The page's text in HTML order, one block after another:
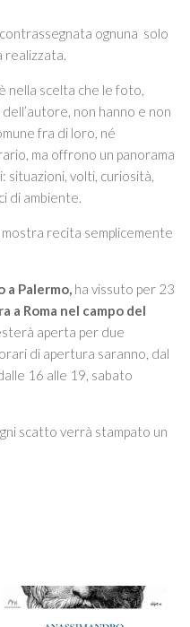
, contrassegnata ognuna solo
realizzata.
nella scelta che le foto,
non hanno e non
fra di loro, né
ma offrono un panorama
volti, curiosità,
di ambiente.
recita semplicemente
Palermo, ha vissuto per 23
a Roma nel campo del
aperta per due
di apertura saranno, dal
16 alle 19, sabato
scatto verrà stampato un